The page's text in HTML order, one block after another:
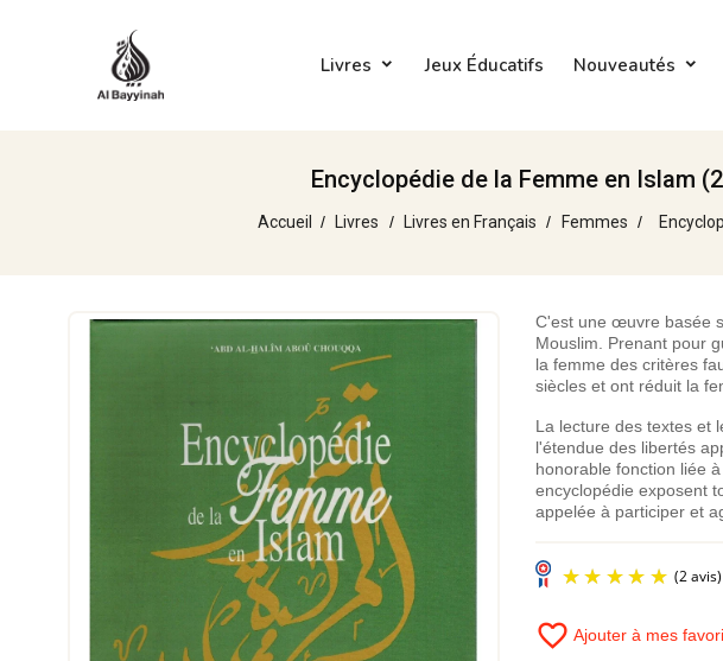
Livres Jeux Éducatifs Nouveautés
Encyclopédie de la Femme en Islam
Accueil Livres Livres en Français Femmes
C'est une œuvre basée
Mouslim. Prenant pour
la femme des critères
siècles et ont réduit la
La lecture des textes et
l'étendue des libertés
honorable fonction liée
encyclopédie exposent
appelée à participer et
favorite_border Ajouter à mes